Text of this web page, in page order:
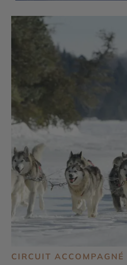
CIRCUIT ACCOMPAGNÉ